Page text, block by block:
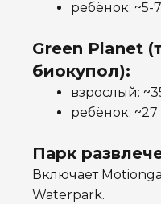
ребёнок: ~5-
Green Planet
биокупол):
взрослый:
ребёнок: ~27
Парк
Включает
Waterpark.